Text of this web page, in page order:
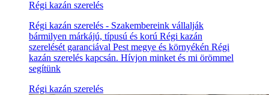
Régi kazán szerelés
Régi kazán szerelés - Szakembereink vállalják
bármilyen márkájú, típusú és korú Régi kazán
szerelését garanciával Pest megye és környékén Régi
kazán szerelés kapcsán. Hívjon minket és mi örömmel
segítünk
Régi kazán szerelés